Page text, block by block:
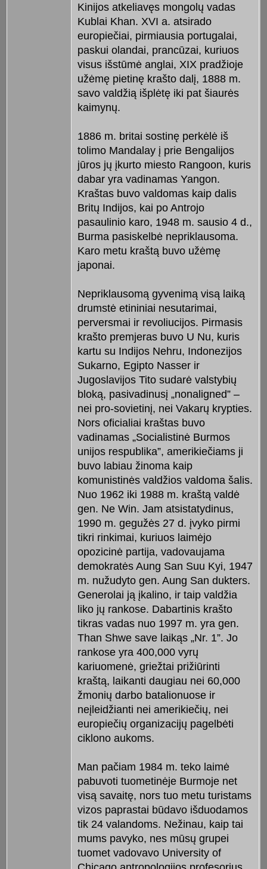
Kinijos atkeliavęs mongolų vadas
Kublai Khan. XVI a. atsirado
europiečiai, pirmiausia portugalai,
paskui olandai, prancūzai, kuriuos
visus išstūmė anglai, XIX pradžioje
užėmę pietinę krašto dalį, 1888 m.
savo valdžią išplėtę iki pat šiaurės
kaimynų.
1886 m. britai sostinę perkėlė iš
tolimo Mandalay į prie Bengalijos
jūros jų įkurto miesto Rangoon, kuris
dabar yra vadinamas Yangon.
Kraštas buvo valdomas kaip dalis
Britų Indijos, kai po Antrojo
pasaulinio karo, 1948 m. sausio 4 d.,
Burma pasiskelbė nepriklausoma.
Karo metu kraštą buvo užėmę
japonai.
Nepriklausomą gyvenimą visą laiką
drumstė etininiai nesutarimai,
perversmai ir revoliucijos. Pirmasis
krašto premjeras buvo U Nu, kuris
kartu su Indijos Nehru, Indonezijos
Sukarno, Egipto Nasser ir
Jugoslavijos Tito sudarė valstybių
bloką, pasivadinusį „nonaligned” –
nei pro-sovietinį, nei Vakarų krypties.
Nors oficialiai kraštas buvo
vadinamas „Socialistinė Burmos
unijos respublika”, amerikiečiams ji
buvo labiau žinoma kaip
komunistinės valdžios valdoma šalis.
Nuo 1962 iki 1988 m. kraštą valdė
gen. Ne Win. Jam atsistatydinus,
1990 m. gegužės 27 d. įvyko pirmi
tikri rinkimai, kuriuos laimėjo
opozicinė partija, vadovaujama
demokratės Aung San Suu Kyi, 1947
m. nužudyto gen. Aung San dukters.
Generolai ją įkalino, ir taip valdžia
liko jų rankose. Dabartinis krašto
tikras vadas nuo 1997 m. yra gen.
Than Shwe save laikąs „Nr. 1”. Jo
rankose yra 400,000 vyrų
kariuomenė, griežtai prižiūrinti
kraštą, laikanti daugiau nei 60,000
žmonių darbo batalionuose ir
neįleidžianti nei amerikiečių, nei
europiečių organizacijų pagelbėti
ciklono aukoms.
Man pačiam 1984 m. teko laimė
pabuvoti tuometinėje Burmoje net
visą savaitę, nors tuo metu turistams
vizos paprastai būdavo išduodamos
tik 24 valandoms. Nežinau, kaip tai
mums pavyko, nes mūsų grupei
tuomet vadovavo University of